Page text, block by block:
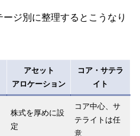
ジ別に整理するとこうなり
アセット
アロケーション
コア・サテラ
イト
株式を厚めに設
定
コア中心、サ
テライトは任
意